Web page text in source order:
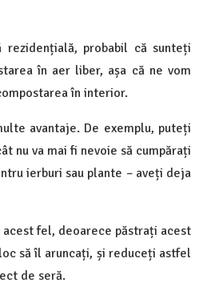
probabil că sunteți
în aer liber, așa că ne vom
în interior.
avantaje. De exemplu, puteți
nu va mai fi nevoie să cumpărați
ierburi sau plante – aveți deja
fel, deoarece păstrați acest
să îl aruncați, și reduceți astfel
de seră.